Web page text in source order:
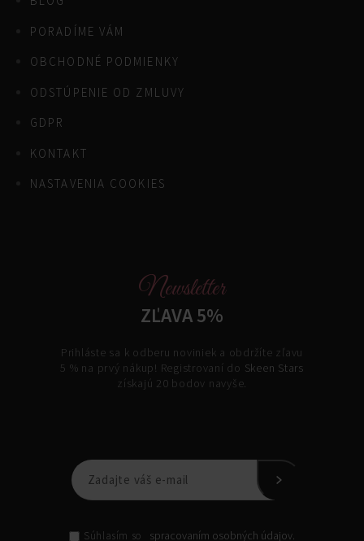
PORADÍME VÁM
OBCHODNÉ PODMIENKY
ODSTÚPENIE OD ZMLUVY
GDPR
KONTAKT
NASTAVENIA COOKIES
Newsletter
ZĽAVA 5%
Prihláste sa k odberu noviniek a obdržíte zľavu
5 % na prvý nákup! Registrovaní do Skeen Stars
získajú 20 bodov navyše.
Súhlasím so spracovaním osobných údajov.